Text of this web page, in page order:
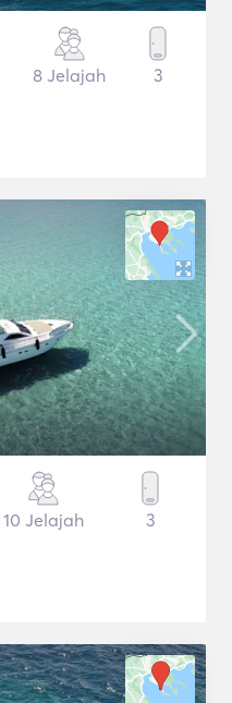
8 Jelajah 3
10 Jelajah 3